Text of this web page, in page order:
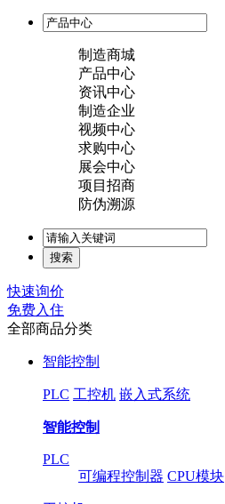
制造商城
产品中心
资讯中心
制造企业
视频中心
求购中心
展会中心
项目招商
防伪溯源
快速询价
免费入住
全部商品分类
智能控制
PLC 工控机 嵌入式系统
智能控制
PLC
可编程控制器 CPU模块